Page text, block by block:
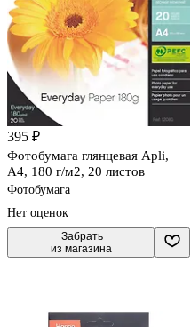
395 ₽
Фотобумага глянцевая Apli,
А4, 180 г/м2, 20 листов
Фотобумага
Нет оценок
Забрать
из магазина